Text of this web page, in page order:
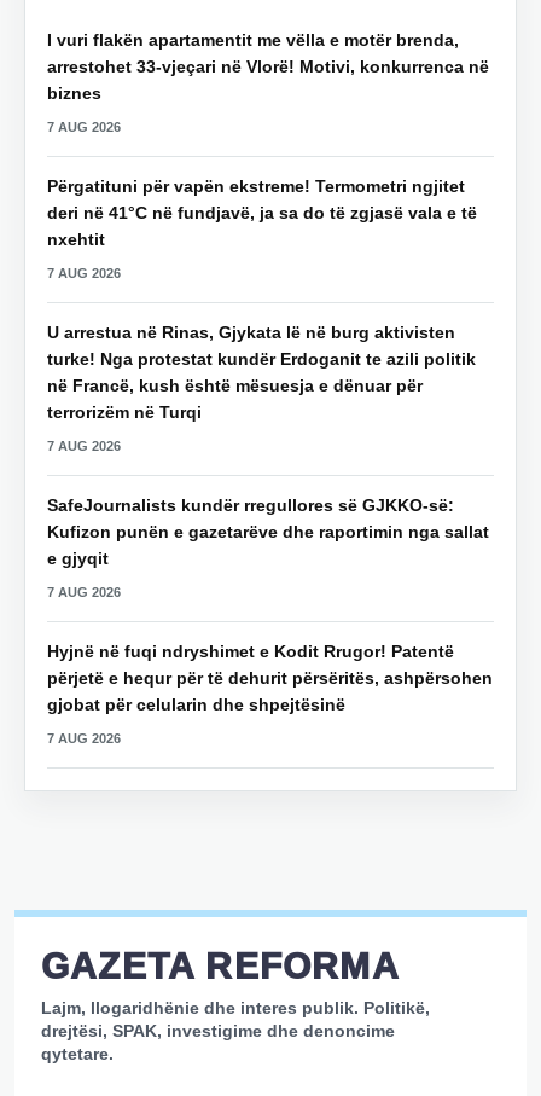
I vuri flakën apartamentit me vëlla e motër brenda,
arrestohet 33-vjeçari në Vlorë! Motivi, konkurrenca në
biznes
7 AUG 2026
Përgatituni për vapën ekstreme! Termometri ngjitet
deri në 41°C në fundjavë, ja sa do të zgjasë vala e të
nxehtit
7 AUG 2026
U arrestua në Rinas, Gjykata lë në burg aktivisten
turke! Nga protestat kundër Erdoganit te azili politik
në Francë, kush është mësuesja e dënuar për
terrorizëm në Turqi
7 AUG 2026
SafeJournalists kundër rregullores së GJKKO-së:
Kufizon punën e gazetarëve dhe raportimin nga sallat
e gjyqit
7 AUG 2026
Hyjnë në fuqi ndryshimet e Kodit Rrugor! Patentë
përjetë e hequr për të dehurit përsëritës, ashpërsohen
gjobat për celularin dhe shpejtësinë
7 AUG 2026
GAZETA REFORMA
Lajm, llogaridhënie dhe interes publik. Politikë,
drejtësi, SPAK, investigime dhe denoncime
qytetare.